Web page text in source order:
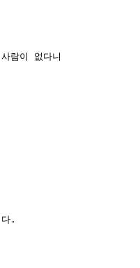
람이 없다니
.